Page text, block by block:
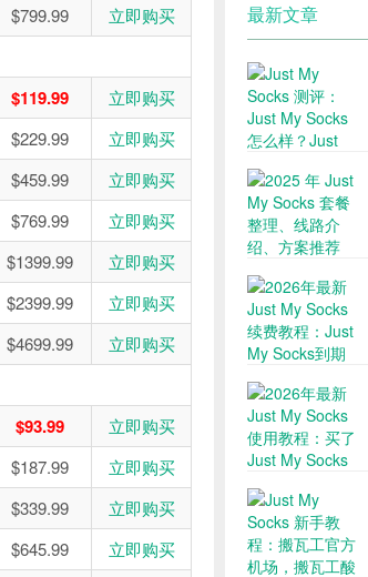
$799.99 立即购买
$119.99
立即购买
$229.99
立即购买
$459.99
立即购买
$769.99
立即购买
$1399.99
立即购买
$2399.99
立即购买
$4699.99 立即购买
$93.99
立即购买
$187.99
立即购买
$339.99
立即购买
$645.99
立即购买
最新文章